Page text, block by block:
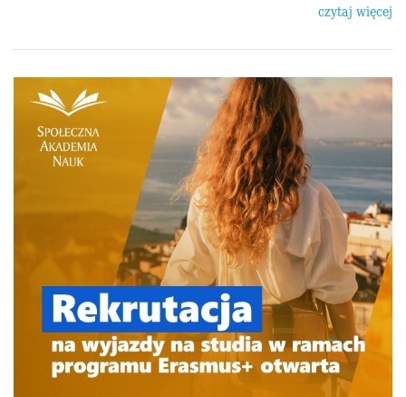
czytaj więcej